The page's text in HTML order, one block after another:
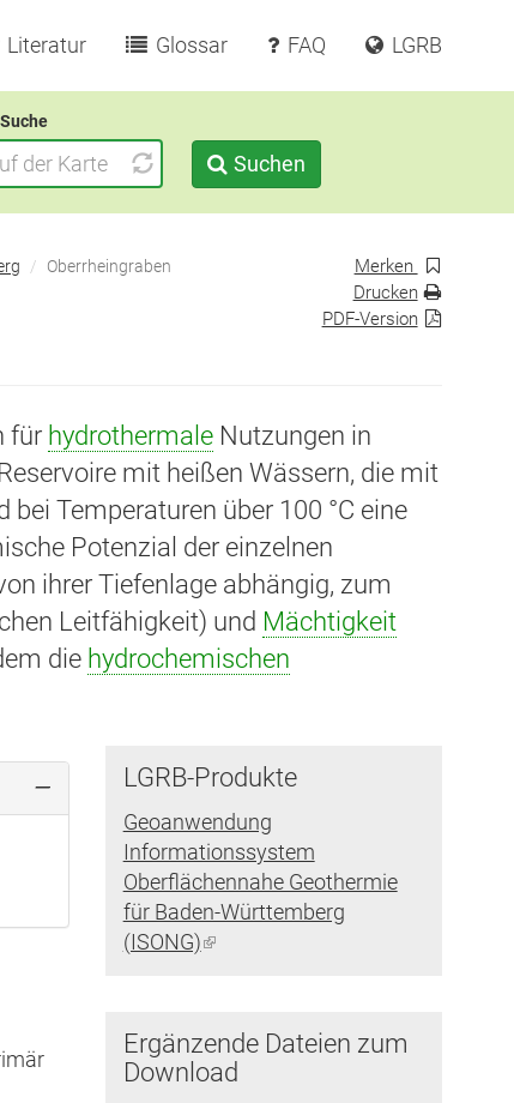
Literatur Glossar FAQ LGRB
Suchen
Oberrheingraben
Merken
Drucken
PDF-Version
für hydrothermale Nutzungen in
mit heißen Wässern, die mit
Temperaturen über 100 °C eine
Potenzial der einzelnen
ihrer Tiefenlage abhängig, zum
Leitfähigkeit) und Mächtigkeit
die hydrochemischen
LGRB-Produkte
Geoanwendung
Informationssystem
Oberflächennahe Geothermie
für Baden-Württemberg
(ISONG)(Link
Ergänzende Dateien zum
Download